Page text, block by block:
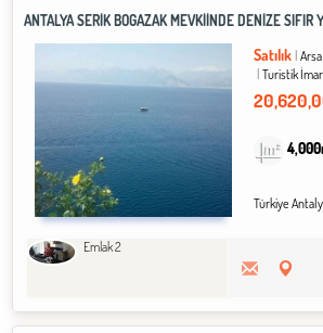
ANTALYA SERIK BOĞAZAK MEVKIINDE DENIZE SIFIR
Satılık Arsa
Turistik
Türkiye
Emlak 2